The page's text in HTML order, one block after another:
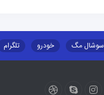
سوشال مگ خودرو تلگرام